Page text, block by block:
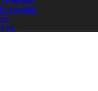
/ Español
Us